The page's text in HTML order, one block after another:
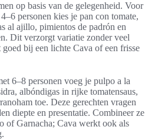
op basis van de gelegenheid. Voor
personen kies je pan con tomate,
al ajillo, pimientos de padrón en
Dit verzorgt variatie zonder veel
bij een lichte Cava of een frisse
6–8 personen voeg je pulpo a la
albóndigas in rijke tomatensaus,
toe. Deze gerechten vragen
diepte en presentatie. Combineer ze
of Garnacha; Cava werkt ook als